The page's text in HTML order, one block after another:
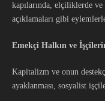
kapılarında, elçiliklerde ve
açıklamaları gibi
Emekçi Halkın ve
Kapitalizm ve onun
ayaklanması, sosyalist